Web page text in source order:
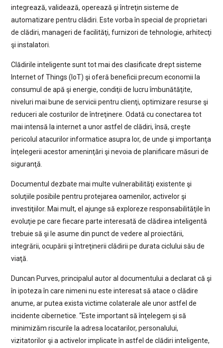
integrează, validează, operează şi întreţin sisteme de
automatizare pentru clădiri. Este vorba în special de proprietari
de clădiri, manageri de facilităţi, furnizori de tehnologie, arhitecţi
şi instalatori.
Clădirile inteligente sunt tot mai des clasificate drept sisteme
Internet of Things (IoT) şi oferă beneficii precum economii la
consumul de apă şi energie, condiţii de lucru îmbunătăţite,
niveluri mai bune de servicii pentru clienţi, optimizare resurse şi
reduceri ale costurilor de întreţinere. Odată cu conectarea tot
mai intensă la internet a unor astfel de clădiri, însă, creşte
pericolul atacurilor informatice asupra lor, de unde şi importanţa
înţelegerii acestor ameninţări şi nevoia de planificare măsuri de
siguranţă.
Documentul dezbate mai multe vulnerabilităţi existente şi
soluţiile posibile pentru protejarea oamenilor, activelor şi
investiţiilor. Mai mult, el ajunge să exploreze responsabilităţile în
evoluţie pe care fiecare parte interesată de clădirea inteligentă
trebuie să şi le asume din punct de vedere al proiectării,
integrării, ocupării şi întreţinerii clădirii pe durata ciclului său de
viaţă.
Duncan Purves, principalul autor al documentului a declarat că şi
în ipoteza în care nimeni nu este interesat să atace o clădire
anume, ar putea exista victime colaterale ale unor astfel de
incidente cibernetice. “Este important să înţelegem şi să
minimizăm riscurile la adresa locatarilor, personalului,
vizitatorilor şi a activelor implicate în astfel de clădiri inteligente,